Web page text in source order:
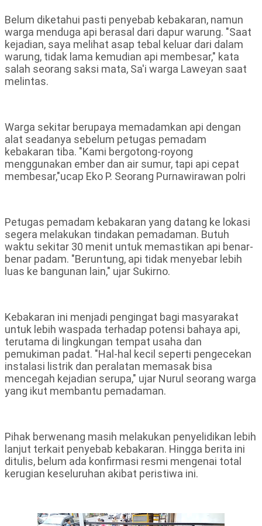
Belum diketahui pasti penyebab kebakaran, namun
warga menduga api berasal dari dapur warung. "Saat
kejadian, saya melihat asap tebal keluar dari dalam
warung, tidak lama kemudian api membesar," kata
salah seorang saksi mata, Sa'i warga Laweyan saat
melintas.
Warga sekitar berupaya memadamkan api dengan
alat seadanya sebelum petugas pemadam
kebakaran tiba. "Kami bergotong-royong
menggunakan ember dan air sumur, tapi api cepat
membesar,"ucap Eko P. Seorang Purnawirawan polri
Petugas pemadam kebakaran yang datang ke lokasi
segera melakukan tindakan pemadaman. Butuh
waktu sekitar 30 menit untuk memastikan api benar-
benar padam. "Beruntung, api tidak menyebar lebih
luas ke bangunan lain," ujar Sukirno.
Kebakaran ini menjadi pengingat bagi masyarakat
untuk lebih waspada terhadap potensi bahaya api,
terutama di lingkungan tempat usaha dan
pemukiman padat. "Hal-hal kecil seperti pengecekan
instalasi listrik dan peralatan memasak bisa
mencegah kejadian serupa," ujar Nurul seorang warga
yang ikut membantu pemadaman.
Pihak berwenang masih melakukan penyelidikan lebih
lanjut terkait penyebab kebakaran. Hingga berita ini
ditulis, belum ada konfirmasi resmi mengenai total
kerugian keseluruhan akibat peristiwa ini.